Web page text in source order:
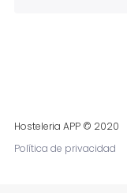
Hosteleria APP © 2020
Política de privacidad